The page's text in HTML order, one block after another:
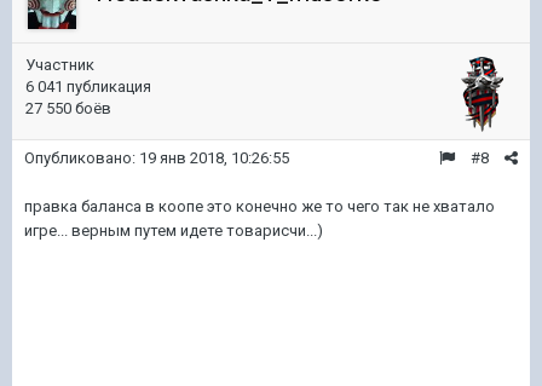
Участник
6 041 публикация
27 550 боёв
#8
Опубликовано: 19 янв 2018, 10:26:55
правка баланса в коопе это конечно же то чего так не хватало
игре... верным путем идете товарисчи...)